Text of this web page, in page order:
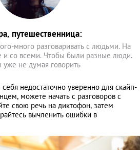
путешественница:
много разговаривать с людьми. На
и со всеми. Чтобы были разные люди.
уже не думая говорить
недостаточно уверенно для скайп-
можете начать с разговоров с
свою речь на диктофон, затем
вычленить ошибки в